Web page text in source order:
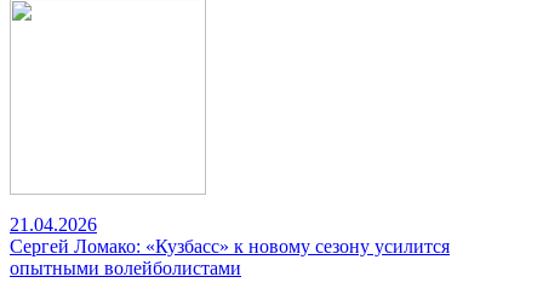
21.04.2026
Сергей Ломако: «Кузбасс» к новому сезону усилится
опытными волейболистами